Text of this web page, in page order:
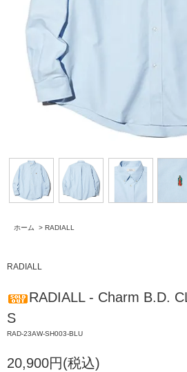
ホーム > RADIALL
RADIALL
RADIALL - Charm B.D.
S
RAD-23AW-SH003-BLU
20,900円(税込)